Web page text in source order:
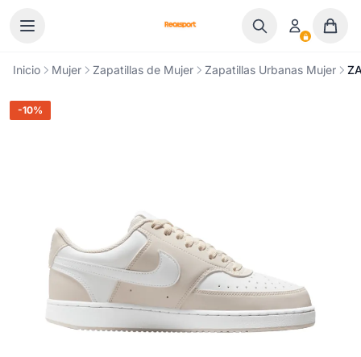
Inicio Mujer Zapatillas de Mujer Zapatillas Urbanas Mujer
-10%